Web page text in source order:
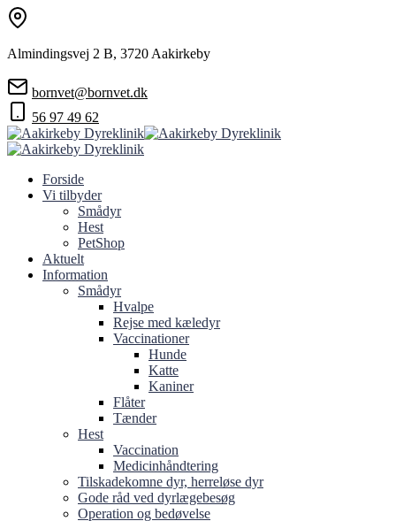
Almindingsvej 2 B, 3720 Aakirkeby
bornvet@bornvet.dk
56 97 49 62
Forside
Vi tilbyder
Smådyr
Hest
PetShop
Aktuelt
Information
Smådyr
Hvalpe
Rejse med kæledyr
Vaccinationer
Hunde
Katte
Kaniner
Flåter
Tænder
Hest
Vaccination
Medicinhåndtering
Tilskadekomne dyr, herreløse dyr
Gode råd ved dyrlægebesøg
Operation og bedøvelse